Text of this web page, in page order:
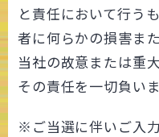
と責任において行う
者に何らかの損害ま
当社の故意または重
その責任を一切負いま
※ご当選に伴いご入